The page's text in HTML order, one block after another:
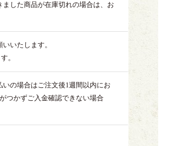
した商品が在庫切れの場合は、お
いたします。
。
の場合はご注文後1週間以内にお
つかずご入金確認できない場合